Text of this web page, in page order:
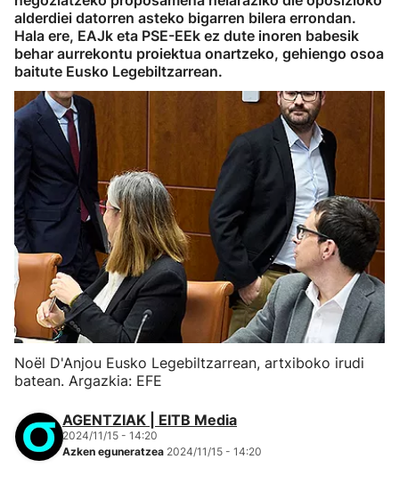
alderdiei datorren asteko bigarren bilera errondan.
Hala ere, EAJk eta PSE-EEk ez dute inoren babesik
behar aurrekontu proiektua onartzeko, gehiengo osoa
baitute Eusko Legebiltzarrean.
Noël D'Anjou Eusko Legebiltzarrean, artxiboko irudi
batean. Argazkia: EFE
AGENTZIAK | EITB Media
2024/11/15 - 14:20
Azken eguneratzea 2024/11/15 - 14:20